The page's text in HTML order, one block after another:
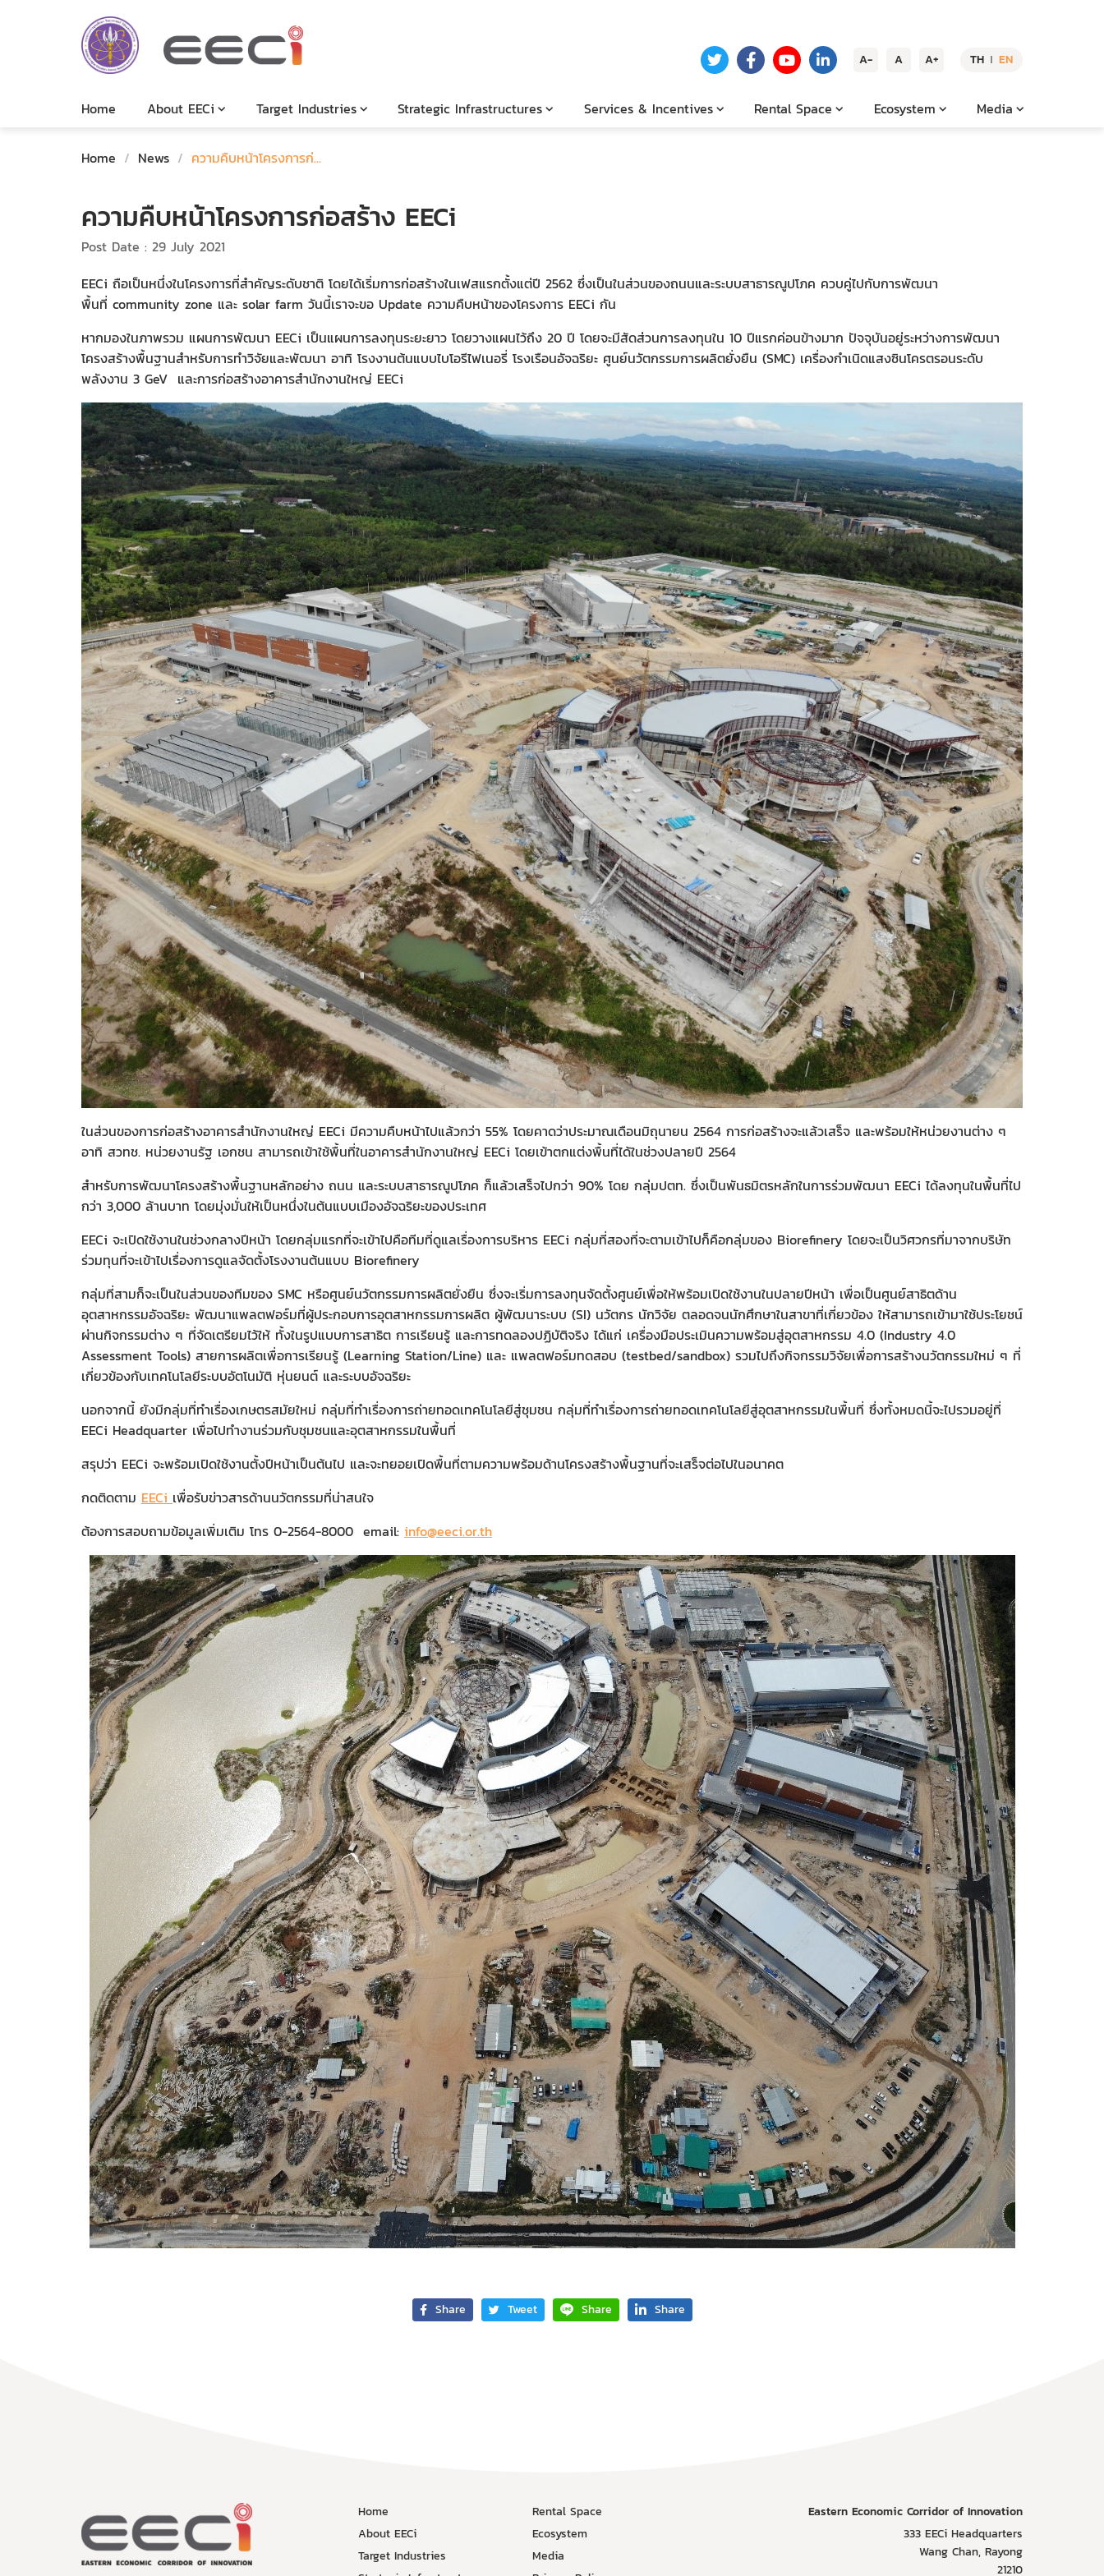
A- A A+ TH | EN
Home About EECi Target Industries Strategic Infrastructures Services & Incentives Rental Space Ecosystem Media
Home / News / ความคืบหน้าโครงการก่...
ความคืบหน้าโครงการก่อสร้าง EECi
Post Date : 29 July 2021
EECi ถือเป็นหนึ่งในโครงการที่สำคัญระดับชาติ โดยได้เริ่มการก่อสร้างในเฟสแรกตั้งแต่ปี 2562 ซึ่งเป็นในส่วนของถนนและระบบสาธารณูปโภค ควบคู่ไปกับการพัฒนา
พื้นที่ community zone และ solar farm วันนี้เราจะขอ Update ความคืบหน้าของโครงการ EECi กัน
หากมองในภาพรวม แผนการพัฒนา EECi เป็นแผนการลงทุนระยะยาว โดยวางแผนไว้ถึง 20 ปี โดยจะมีสัดส่วนการลงทุนใน 10 ปีแรกค่อนข้างมาก ปัจจุบันอยู่ระหว่างการพัฒนา
โครงสร้างพื้นฐานสำหรับการทำวิจัยและพัฒนา อาทิ โรงงานต้นแบบไบโอรีไฟเนอรี่ โรงเรือนอัจฉริยะ ศูนย์นวัตกรรมการผลิตยั่งยืน (SMC) เครื่องกำเนิดแสงซินโครตรอนระดับ
พลังงาน 3 GeV และการก่อสร้างอาคารสำนักงานใหญ่ EECi
ในส่วนของการก่อสร้างอาคารสำนักงานใหญ่ EECi มีความคืบหน้าไปแล้วกว่า 55% โดยคาดว่าประมาณเดือนมิถุนายน 2564 การก่อสร้างจะแล้วเสร็จ และพร้อมให้หน่วยงานต่าง ๆ
อาทิ สวทช. หน่วยงานรัฐ เอกชน สามารถเข้าใช้พื้นที่ในอาคารสำนักงานใหญ่ EECi โดยเข้าตกแต่งพื้นที่ได้ในช่วงปลายปี 2564
สำหรับการพัฒนาโครงสร้างพื้นฐานหลักอย่าง ถนน และระบบสาธารณูปโภค ก็แล้วเสร็จไปกว่า 90% โดย กลุ่มปตท. ซึ่งเป็นพันธมิตรหลักในการร่วมพัฒนา EECi ได้ลงทุนในพื้นที่ไป
กว่า 3,000 ล้านบาท โดยมุ่งมั่นให้เป็นหนึ่งในต้นแบบเมืองอัจฉริยะของประเทศ
EECi จะเปิดใช้งานในช่วงกลางปีหน้า โดยกลุ่มแรกที่จะเข้าไปคือทีมที่ดูแลเรื่องการบริหาร EECi กลุ่มที่สองที่จะตามเข้าไปก็คือกลุ่มของ Biorefinery โดยจะเป็นวิศวกรที่มาจากบริษัท
ร่วมทุนที่จะเข้าไปเรื่องการดูแลจัดตั้งโรงงานต้นแบบ Biorefinery
กลุ่มที่สามก็จะเป็นในส่วนของทีมของ SMC หรือศูนย์นวัตกรรมการผลิตยั่งยืน ซึ่งจะเริ่มการลงทุนจัดตั้งศูนย์เพื่อให้พร้อมเปิดใช้งานในปลายปีหน้า เพื่อเป็นศูนย์สาธิตด้าน
อุตสาหกรรมอัจฉริยะ พัฒนาแพลตฟอร์มที่ผู้ประกอบการอุตสาหกรรมการผลิต ผู้พัฒนาระบบ (SI) นวัตกร นักวิจัย ตลอดจนนักศึกษาในสาขาที่เกี่ยวข้อง ให้สามารถเข้ามาใช้ประโยชน์
ผ่านกิจกรรมต่าง ๆ ที่จัดเตรียมไว้ให้ ทั้งในรูปแบบการสาธิต การเรียนรู้ และการทดลองปฏิบัติจริง ได้แก่ เครื่องมือประเมินความพร้อมสู่อุตสาหกรรม 4.0 (Industry 4.0
Assessment Tools) สายการผลิตเพื่อการเรียนรู้ (Learning Station/Line) และ แพลตฟอร์มทดสอบ (testbed/sandbox) รวมไปถึงกิจกรรมวิจัยเพื่อการสร้างนวัตกรรมใหม่ ๆ ที่
เกี่ยวข้องกับเทคโนโลยีระบบอัตโนมัติ หุ่นยนต์ และระบบอัจฉริยะ
นอกจากนี้ ยังมีกลุ่มที่ทำเรื่องเกษตรสมัยใหม่ กลุ่มที่ทำเรื่องการถ่ายทอดเทคโนโลยีสู่ชุมชน กลุ่มที่ทำเรื่องการถ่ายทอดเทคโนโลยีสู่อุตสาหกรรมในพื้นที่ ซึ่งทั้งหมดนี้จะไปรวมอยู่ที่
EECi Headquarter เพื่อไปทำงานร่วมกับชุมชนและอุตสาหกรรมในพื้นที่
สรุปว่า EECi จะพร้อมเปิดใช้งานตั้งปีหน้าเป็นต้นไป และจะทยอยเปิดพื้นที่ตามความพร้อมด้านโครงสร้างพื้นฐานที่จะเสร็จต่อไปในอนาคต
กดติดตาม EECi เพื่อรับข่าวสารด้านนวัตกรรมที่น่าสนใจ
ต้องการสอบถามข้อมูลเพิ่มเติม โทร 0-2564-8000 email: info@eeci.or.th
Share Tweet Share Share
Home
About EECi
Target Industries
Rental Space
Ecosystem
Media
Eastern Economic Corridor of Innovation
333 EECi Headquarters
Wang Chan, Rayong
21210